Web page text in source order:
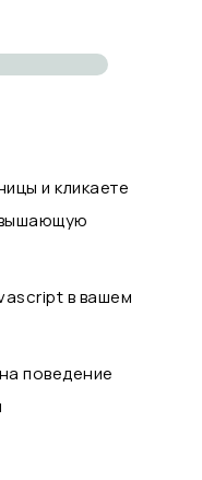
и кликаете
в вашем
поведение